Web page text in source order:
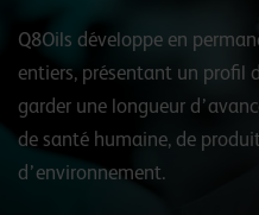
Q8Oils développe en
entiers, présentant un profil
garder une longueur
de santé humaine, de
d’environnement.